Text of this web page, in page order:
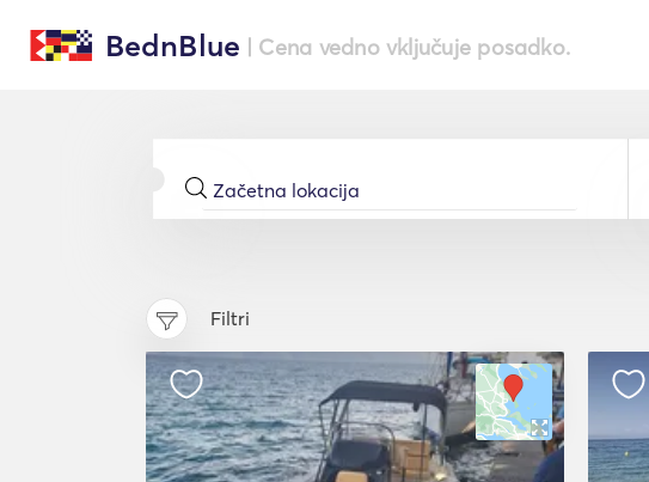
BednBlue | Cena vedno vključuje posadko.
Filtri